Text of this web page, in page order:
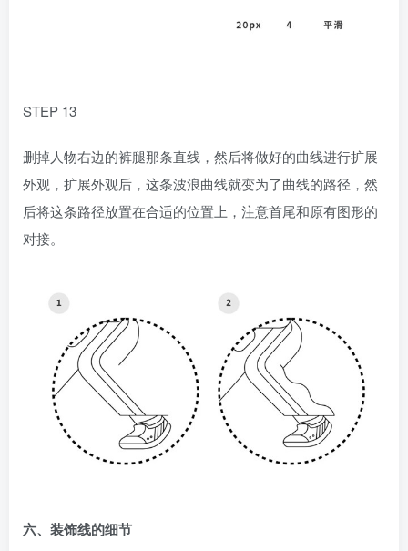
STEP 13
删掉人物右边的裤腿那条直线，然后将做好的曲线进行扩展
外观，扩展外观后，这条波浪曲线就变为了曲线的路径，然
后将这条路径放置在合适的位置上，注意首尾和原有图形的
对接。
六、装饰线的细节